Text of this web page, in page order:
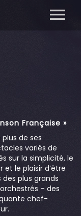
Française »
de ses
variés de
sur la simplicité, le
le plaisir d’être
plus grands
– des
chef-